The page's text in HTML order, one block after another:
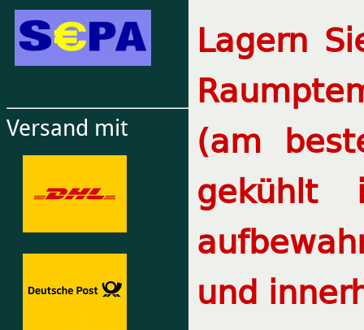
Versand mit
Lagern
(am
und